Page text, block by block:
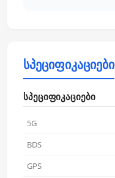
სპეციფიკაციები
სპეციფიკაციები
5G
BDS
GPS